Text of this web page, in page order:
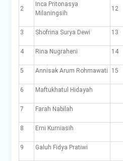
2
Inca Pritonasya
Milaningsih
12
3 Shofrina Surya Dewi 13
4 Rina Nugraheni 14
5 Annisak Arum Rohmawati 15
6 Maftukhatul Hidayah
7 Farah Nabilah
8 Erni Kurniasih
9 Galuh Fidya Pratiwi